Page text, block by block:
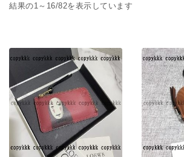
結果の1～16/82を表示しています